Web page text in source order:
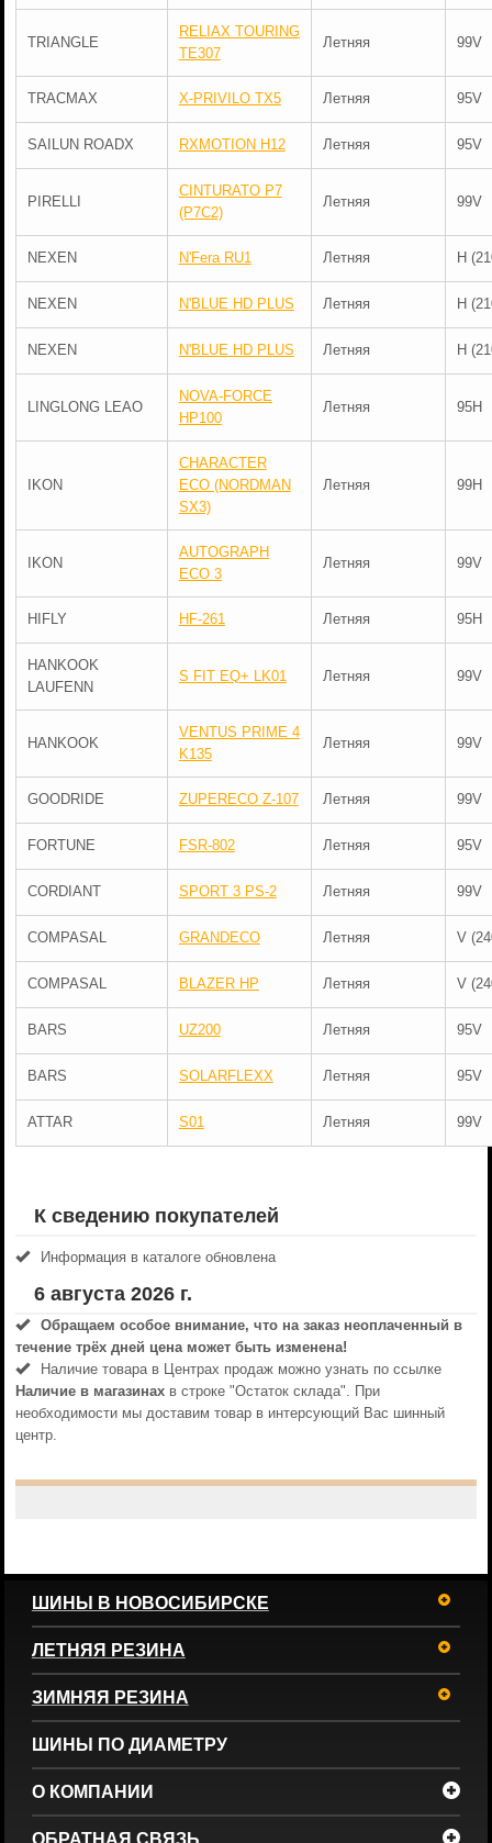
TRIANGLE
RELIAX TOURING
TE307
Летняя 99V
TRACMAX X-PRIVILO TX5 Летняя 95V
SAILUN ROADX RXMOTION H12 Летняя 95V
PIRELLI
CINTURATO P7
(P7C2)
Летняя 99V
NEXEN N'Fera RU1 Летняя H
NEXEN N'BLUE HD PLUS Летняя H
NEXEN N'BLUE HD PLUS Летняя H
LINGLONG LEAO
NOVA-FORCE
HP100
Летняя 95H
IKON
CHARACTER
ECO (NORDMAN
SX3)
Летняя 99H
IKON
AUTOGRAPH
ECO 3
Летняя 99V
HIFLY HF-261 Летняя 95H
HANKOOK
LAUFENN
S FIT EQ+ LK01 Летняя 99V
HANKOOK
VENTUS PRIME 4
K135
Летняя 99V
GOODRIDE ZUPERECO Z-107 Летняя 99V
FORTUNE FSR-802 Летняя 95V
CORDIANT SPORT 3 PS-2 Летняя 99V
COMPASAL GRANDECO Летняя V
COMPASAL BLAZER HP Летняя V
BARS UZ200 Летняя 95V
BARS SOLARFLEXX Летняя 95V
ATTAR S01 Летняя 99V
К сведению покупателей
Информация в каталоге обновлена
6 августа 2026 г.
Обращаем особое внимание, что на заказ неоплаченный в
течениe трёх дней цена может быть изменена!
Наличие товара в Центрах продаж можно узнать по ссылке
Наличие в магазинахв строке "Остаток склада". При
необходимости мы доставим товар в интерсующий Вас шинный
центр.
ШИНЫ В НОВОСИБИРСКЕ
ЛЕТНЯЯ РЕЗИНА
ЗИМНЯЯ РЕЗИНА
ШИНЫ ПО ДИАМЕТРУ
О КОМПАНИИ
ОБРАТНАЯ СВЯЗЬ